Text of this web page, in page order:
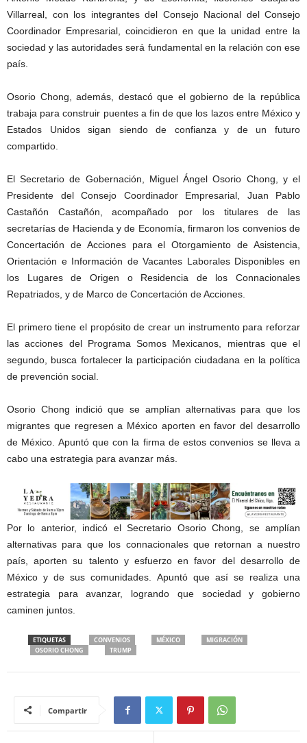
Villarreal, con los integrantes del Consejo Nacional del Consejo
Coordinador Empresarial, coincidieron en que la unidad entre la
sociedad y las autoridades será fundamental en la relación con ese
país.
Osorio Chong, además, destacó que el gobierno de la república
trabaja para construir puentes a fin de que los lazos entre México y
Estados Unidos sigan siendo de confianza y de un futuro
compartido.
El Secretario de Gobernación, Miguel Ángel Osorio Chong, y el
Presidente del Consejo Coordinador Empresarial, Juan Pablo
Castañón Castañón, acompañado por los titulares de las
secretarías de Hacienda y de Economía, firmaron los convenios de
Concertación de Acciones para el Otorgamiento de Asistencia,
Orientación e Información de Vacantes Laborales Disponibles en
los Lugares de Origen o Residencia de los Connacionales
Repatriados, y de Marco de Concertación de Acciones.
El primero tiene el propósito de crear un instrumento para reforzar
las acciones del Programa Somos Mexicanos, mientras que el
segundo, busca fortalecer la participación ciudadana en la política
de prevención social.
Osorio Chong indició que se amplían alternativas para que los
migrantes que regresen a México aporten en favor del desarrollo
de México. Apuntó que con la firma de estos convenios se lleva a
cabo una estrategia para avanzar más.
Por lo anterior, indicó el Secretario Osorio Chong, se amplían
alternativas para que los connacionales que retornan a nuestro
país, aporten su talento y esfuerzo en favor del desarrollo de
México y de sus comunidades. Apuntó que así se realiza una
estrategia para avanzar, logrando que sociedad y gobierno
caminen juntos.
ETIQUETAS CONVENIOS MÉXICO
MIGRACIÓN
OSORIO CHONG
TRUMP
Compartir